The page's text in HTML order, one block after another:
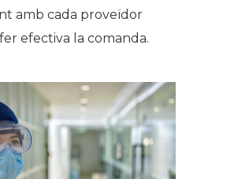
amb cada proveïdor
efectiva la comanda.